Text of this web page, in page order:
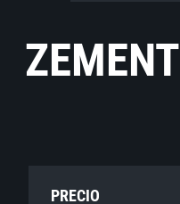
ZEMENT
PRECIO